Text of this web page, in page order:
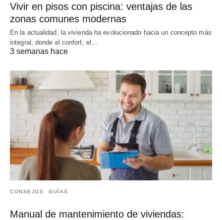
Vivir en pisos con piscina: ventajas de las
zonas comunes modernas
En la actualidad, la vivienda ha evolucionado hacia un concepto más
integral, donde el confort, el…
3 semanas hace
CONSEJOS GUÍAS
Manual de mantenimiento de viviendas: